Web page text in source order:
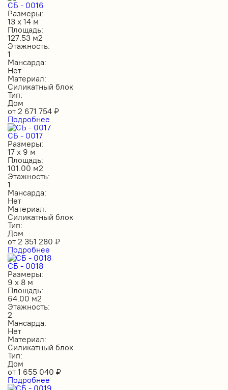
СБ - 0016
Размеры:
13 х 14 м
Площадь:
127.53 м2
Этажность:
1
Мансарда:
Нет
Материал:
Силикатный блок
Тип:
Дом
от 2 671 754 ₽
Подробнее
СБ - 0017
Размеры:
17 х 9 м
Площадь:
101.00 м2
Этажность:
1
Мансарда:
Нет
Материал:
Силикатный блок
Тип:
Дом
от 2 351 280 ₽
Подробнее
СБ - 0018
Размеры:
9 х 8 м
Площадь:
64.00 м2
Этажность:
2
Мансарда:
Нет
Материал:
Силикатный блок
Тип:
Дом
от 1 655 040 ₽
Подробнее